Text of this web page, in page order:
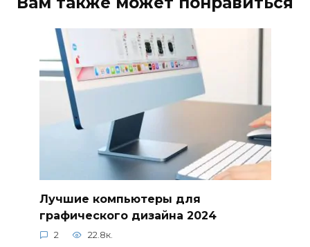
Лучшие компьютеры для
графического дизайна 2024
2 22.8к.